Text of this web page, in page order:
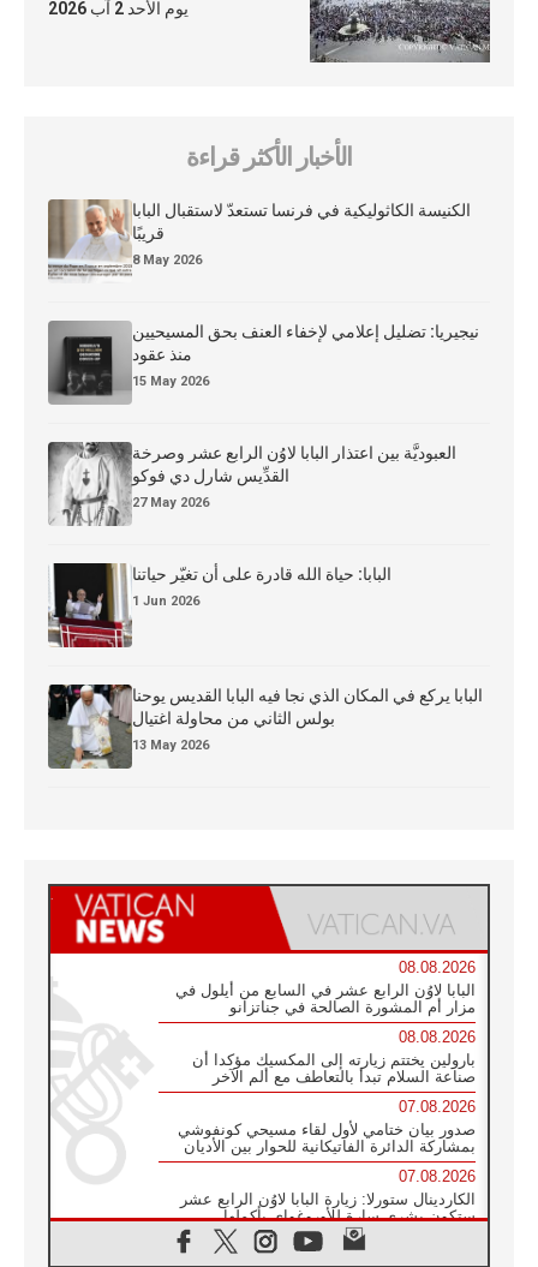
يوم الأحد 2 آب 2026
الأخبار الأكثر قراءة
الكنيسة الكاثوليكية في فرنسا تستعدّ لاستقبال البابا
قريبًا
8 May 2026
نيجيريا: تضليل إعلامي لإخفاء العنف بحق المسيحيين
منذ عقود
15 May 2026
العبوديَّة بين اعتذار البابا لاوُن الرابع عشر وصرخة
القدِّيس شارل دي فوكو
27 May 2026
البابا: حياة الله قادرة على أن تغيّر حياتنا
1 Jun 2026
البابا يركع في المكان الذي نجا فيه البابا القديس يوحنا
بولس الثاني من محاولة اغتيال
13 May 2026
08.08.2026
البابا لاوُن الرابع عشر في السابع من أيلول في
مزار أم المشورة الصالحة في جناتزانو
08.08.2026
بارولين يختتم زيارته إلى المكسيك مؤكدا أن
صناعة السلام تبدأ بالتعاطف مع ألم الآخر
07.08.2026
صدور بيان ختامي لأول لقاء مسيحي كونفوشي
بمشاركة الدائرة الفاتيكانية للحوار بين الأديان
07.08.2026
الكاردينال ستورلا: زيارة البابا لاوُن الرابع عشر
ستكون بشرى سارة للأوروغواي بأكملها